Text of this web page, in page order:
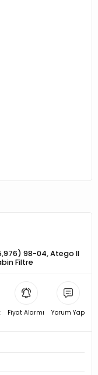
98-04, Atego II
Filtre
Fiyat Alarmı Yorum Yap